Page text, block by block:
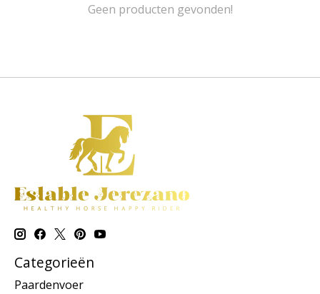
Geen producten gevonden!
Categorieën
Paardenvoer